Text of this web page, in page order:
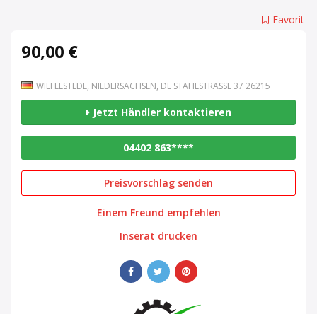
Favorit
90,00 €
WIEFELSTEDE, NIEDERSACHSEN, DE STAHLSTRASSE 37 26215
Jetzt Händler kontaktieren
04402 863****
Preisvorschlag senden
Einem Freund empfehlen
Inserat drucken